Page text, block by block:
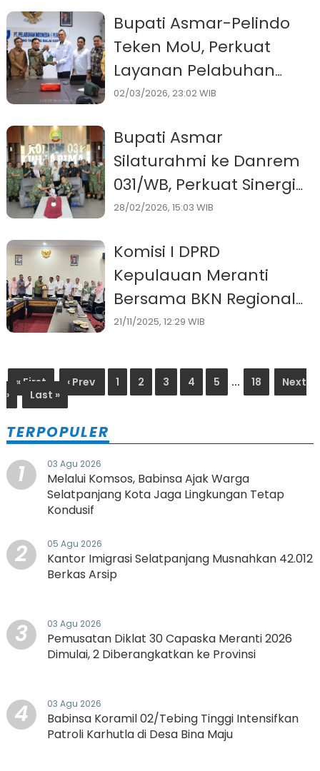
Bupati Asmar-Pelindo
Teken MoU, Perkuat
Layanan Pelabuhan
dan Siapkan Mudik
02/03/2026, 23:02 WIB
Bupati Asmar
Silaturahmi ke Danrem
031/WB, Perkuat Sinergi
Pemkab Meranti dan
28/02/2026, 15:03 WIB
Komisi I DPRD
Kepulauan Meranti
Bersama BKN Regional
XII Riau Bahas Regulasi
PPPK
21/11/2025, 12:29 WIB
« First ‹ Prev 1 2 3 4 5 ... 18
Next
›
Last »
TERPOPULER
1 03 Agu 2026
Melalui Komsos, Babinsa Ajak Warga
Selatpanjang Kota Jaga Lingkungan Tetap
Kondusif
2 05 Agu 2026
Kantor Imigrasi Selatpanjang Musnahkan 42.012
Berkas Arsip
3 03 Agu 2026
Pemusatan Diklat 30 Capaska Meranti 2026
Dimulai, 2 Diberangkatkan ke Provinsi
4 03 Agu 2026
Babinsa Koramil 02/Tebing Tinggi Intensifkan
Patroli Karhutla di Desa Bina Maju